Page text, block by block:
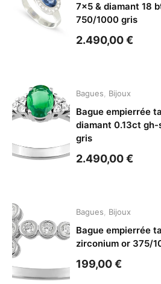
7×5 & diamant 18
750/1000 gris
2.490,00€
Bagues Bijoux
Bague empierrée
diamant 0.13ct
gris
2.490,00€
Bagues Bijoux
Bague empierrée
zirconium or 375/
199,00€